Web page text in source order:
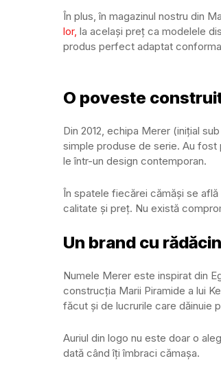
În plus, în magazinul nostru din
lor, la același preț ca modelele
produs perfect adaptat
O poveste
Din 2012, echipa Merer (inițial
simple produse de serie. Au fost
le într-un design contemporan.
În spatele fiecărei cămăși se
calitate și preț. Nu există
Un brand cu
Numele Merer este inspirat din
construcția Marii Piramide a lui
făcut și de lucrurile care dăinuie
Auriul din logo nu este doar o
dată când îți îmbraci cămașa.